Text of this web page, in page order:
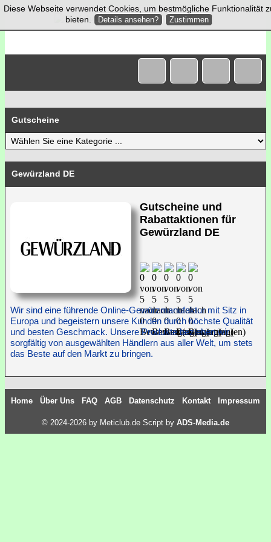
Gutscheine
Gewürzland DE
Gutscheine und
Rabattaktionen für
Gewürzland DE
Wir sind eine führende Online-Gewürzmanufaktur mit Sitz in
Europa und begeistern unsere Kunden durch höchste Qualität
und besten Geschmack. Unsere Produkte beziehen wir
sorgfältig von ausgewählten Händlern aus aller Welt, um stets
das Beste auf den Markt zu bringen.
Diese Webseite verwendet Cookies, um bestmögliche Funktionalität
bieten.
Details ansehen? Zustimmen
Home Über Uns FAQ AGB Datenschutz Kontakt Impressum
© 2024-2026 by Meticlub.de Script by ADS-Media.de